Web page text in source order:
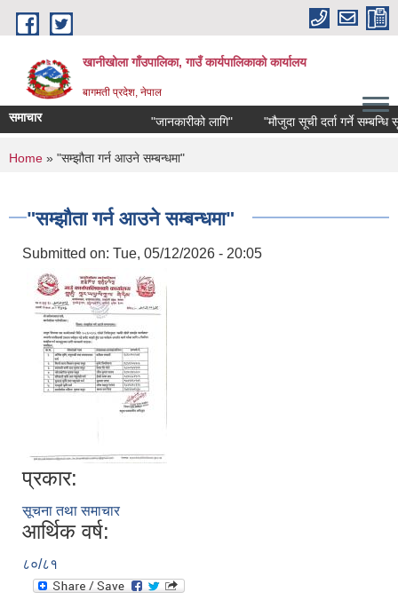
Skip to main content
खानीखोला गाँउपालिका, गाउँ कार्यपालिकाको कार्यालय
बागमती प्रदेश, नेपाल
समाचार "जानकारीको लागि" "मौजुदा सूची दर्ता गर्ने सम्बन्धि
You are here
Home » "सम्झौता गर्न आउने सम्बन्धमा"
"सम्झौता गर्न आउने सम्बन्धमा"
Submitted on: Tue, 05/12/2026 - 20:05
प्रकार:
सूचना तथा समाचार
आर्थिक वर्ष:
८०/८१